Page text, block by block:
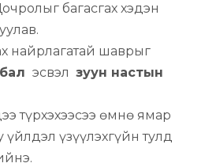
багасгах хэдэн
найрлагатай шаврыг
эсвэл зуун настын
түрхэхээсээ өмнө ямар
үйлдэл үзүүлэхгүйн тулд